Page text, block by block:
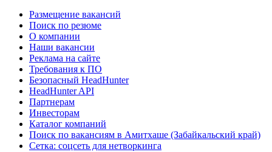
Размещение вакансий
Поиск по резюме
О компании
Наши вакансии
Реклама на сайте
Требования к ПО
Безопасный HeadHunter
HeadHunter API
Партнерам
Инвесторам
Каталог компаний
Поиск по вакансиям в Амитхаше (Забайкальский край)
Сетка: соцсеть для нетворкинга